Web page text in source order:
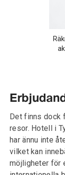
Det finns dock
resor. Hotell i
har ännu inte
vilket kan
möjligheter för